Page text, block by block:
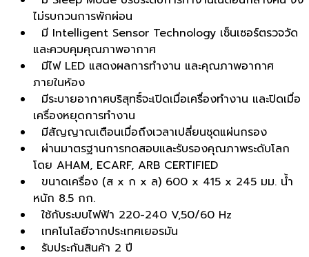
ไม่รบกวนการพักผ่อน
มี Intelligent Sensor Technology เซ็นเซอร์ตรวจวัด
และควบคุมคุณภาพอากาศ
มีไฟ LED แสดงผลการทำงาน และคุณภาพอากาศ
ภายในห้อง
มีระบายอากาศบริสุทธิ์จะเปิดเมื่อเครื่องทำงาน และปิดเมื่อ
เครื่องหยุดการทำงาน
มีสัญญาณเตือนเมื่อถึงเวลาเปลี่ยนชุดแผ่นกรอง
ผ่านมาตรฐานการทดสอบและรับรองคุณภาพระดับโลก
โดย AHAM, ECARF, ARB CERTIFIED
ขนาดเครื่อง (ส x ก x ล) 600 x 415 x 245 มม. น้ำ
หนัก 8.5 กก.
ใช้กับระบบไฟฟ้า 220-240 V,50/60 Hz
เทคโนโลยีจากประเทศเยอรมัน
รับประกันสินค้า 2 ปี